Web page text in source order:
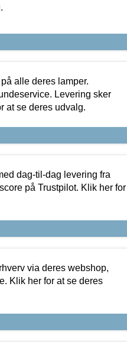
alle deres lamper.
Levering sker
at se deres udvalg.
dag-til-dag levering fra
på Trustpilot. Klik her for
via deres webshop,
Klik her for at se deres